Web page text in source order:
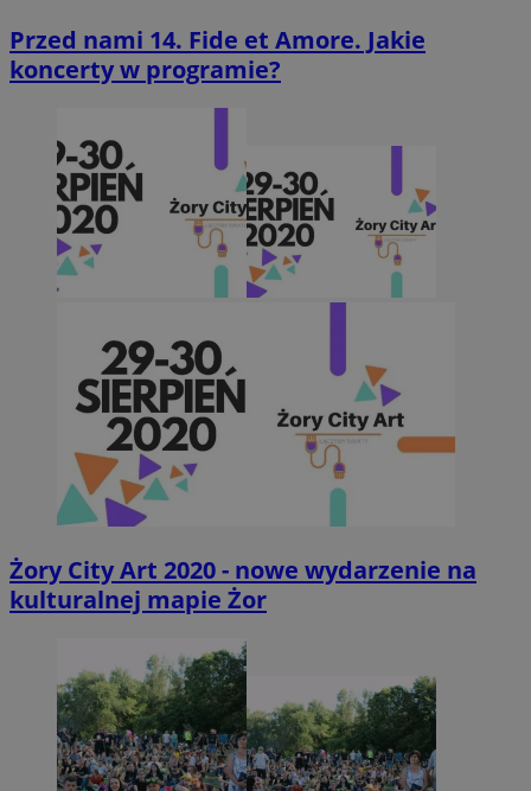
Przed nami 14. Fide et Amore. Jakie
koncerty w programie?
Żory City Art 2020 - nowe wydarzenie na
kulturalnej mapie Żor